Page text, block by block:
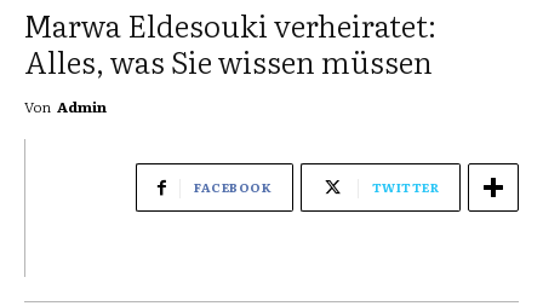
Marwa Eldesouki verheiratet:
Alles, was Sie wissen müssen
Von Admin
FACEBOOK TWITTER